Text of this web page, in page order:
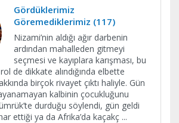
Gördüklerimiz
Göremediklerimiz (117)
Nizami’nin aldığı ağır darbenin
ardından mahalleden gitmeyi
seçmesi ve kayıplara karışması, bu
de dikkate alındığında elbette
birçok rivayet çıktı haliyle. Gün
kalbinin çocukluğunu
durduğu söylendi, gün geldi
ettiği ya da Afrika’da kaçakç ...